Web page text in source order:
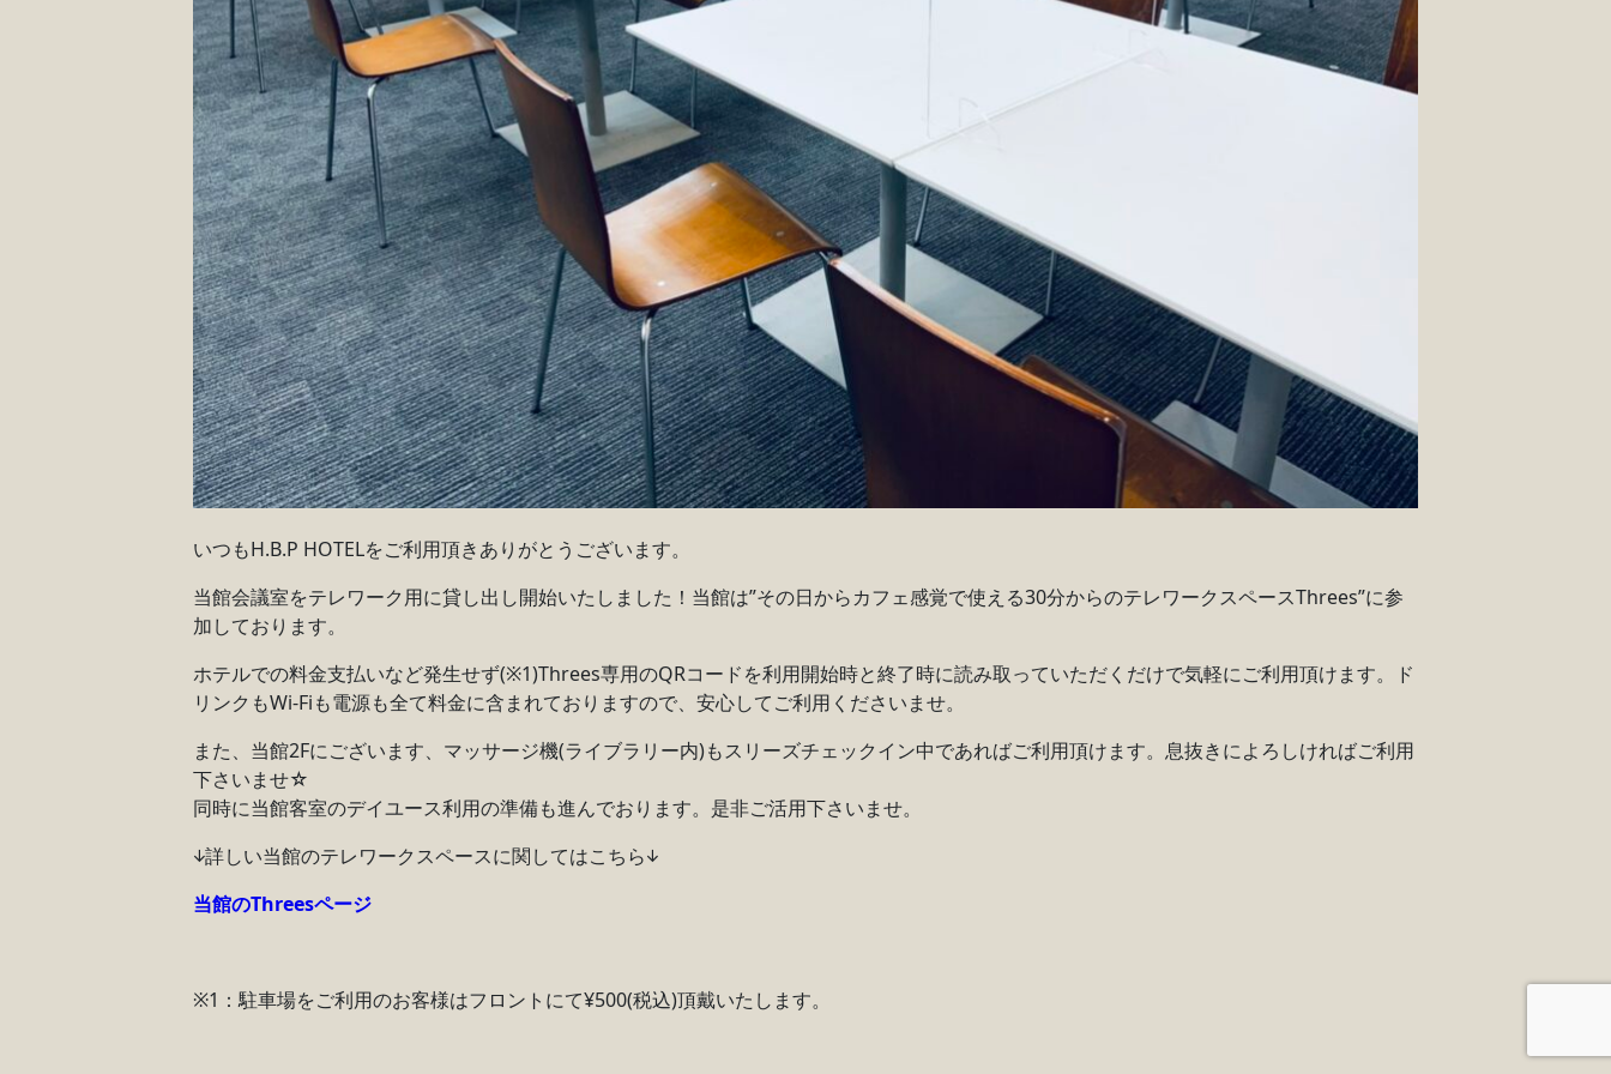
いつもH.B.P HOTELをご利用頂きありがとうございます。
当館会議室をテレワーク用に貸し出し開始いたしました！当館は”その日からカフェ感覚で使える30分からのテレワークスペースThrees”に参
加しております。
ホテルでの料金支払いなど発生せず(※1)Threes専用のQRコードを利用開始時と終了時に読み取っていただくだけで気軽にご利用頂けます。ド
リンクもWi-Fiも電源も全て料金に含まれておりますので、安心してご利用くださいませ。
また、当館2Fにございます、マッサージ機(ライブラリー内)もスリーズチェックイン中であればご利用頂けます。息抜きによろしければご利用
下さいませ☆
同時に当館客室のデイユース利用の準備も進んでおります。是非ご活用下さいませ。
↓詳しい当館のテレワークスペースに関してはこちら↓
当館のThreesページ
※1：駐車場をご利用のお客様はフロントにて¥500(税込)頂戴いたします。